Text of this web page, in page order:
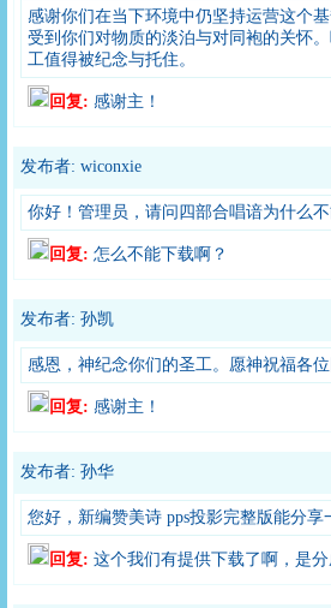
感谢你们在当下环境中仍坚持运营这个
受到你们对物质的淡泊与对同袍的关怀
工值得被纪念与托住。
回复: 感谢主！
发布者: wiconxie
你好！管理员，请问四部合唱谙为什么
回复: 怎么不能下载啊？
发布者: 孙凯
感恩，神纪念你们的圣工。愿神祝福各位
回复: 感谢主！
发布者: 孙华
您好，新编赞美诗 pps投影完整版能分
回复: 这个我们有提供下载了啊，是分